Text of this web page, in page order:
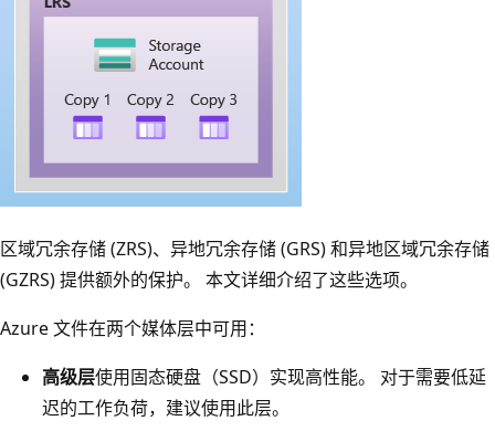
蓝
色
表
区域冗余存储 (ZRS)、异地冗余存储 (GRS) 和异地区域冗余存储
(GZRS) 提供额外的保护。 本文详细介绍了这些选项。
Azure 文件在两个媒体层中可用：
高级层使用固态硬盘（SSD）实现高性能。 对于需要低延
迟的工作负荷，建议使用此层。